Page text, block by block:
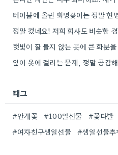
태그
#안개꽃 #100일선물 #꽃다발
#여자친구생일선물
#생일선물추